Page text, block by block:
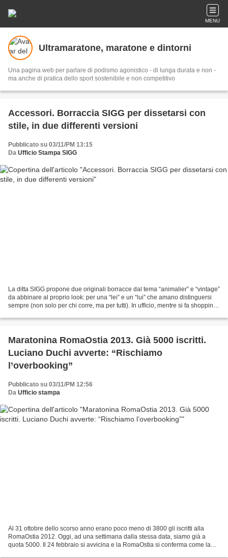
MENU
Ultramaratone, maratone e dintorni
Una pagina web per parlare di podismo agonistico - di lunga durata e non -
ma anche di pratica dello sport sostenibile e non competitivo
Accessori. Borraccia SIGG per dissetarsi con
stile, in due differenti versioni
Pubblicato su 03/11/PM 13:15
Da Ufficio Stampa SIGG
La ditta SIGG propone due originali borracce dal tema “animalier” e “vintage”
da abbinare al proprio look: per una “lei” e un “lui” che amano distinguersi
sempre (non solo per chi corre, ma per tutti). In ufficio, mentre si fa shopping,
Maratonina RomaOstia 2013. Già 5000 iscritti.
Luciano Duchi avverte: “Rischiamo
l’overbooking”
Pubblicato su 03/11/PM 12:56
Da Ufficio stampa
Al 31 ottobre dello scorso anno erano poco meno di 3800 gli iscritti alla
RomaOstia 2012. Oggi, ad una settimana dalla stessa data, siamo già a
quota 5000. Il 24 febbraio si avvicina e la RomaOstia si conferma come la